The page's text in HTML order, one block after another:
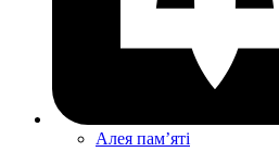
Алея памʼяті